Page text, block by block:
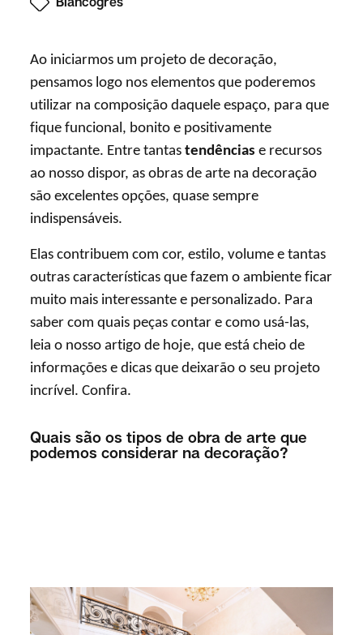
Ao iniciarmos um projeto de decoração,
pensamos logo nos elementos que poderemos
utilizar na composição daquele espaço, para que
fique funcional, bonito e positivamente
impactante. Entre tantastendências e recursos
ao nosso dispor, as obras de arte na decoração
são excelentes opções, quase sempre
indispensáveis.
Elas contribuem com cor, estilo, volume e tantas
outras características que fazem o ambiente ficar
muito mais interessante e personalizado. Para
saber com quais peças contar e como usá-las,
leia o nosso artigo de hoje, que está cheio de
informações e dicas que deixarão o seu projeto
incrível. Confira.
Quais são os tipos de obra de arte que
podemos considerar na decoração?